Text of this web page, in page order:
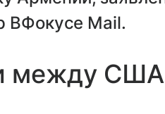
ВФокусе Mail.
между США